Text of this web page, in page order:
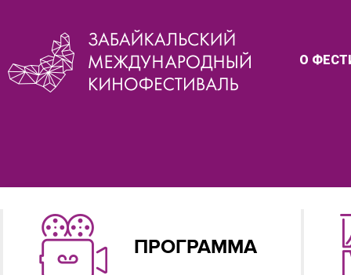
О
ПРОГРАММА